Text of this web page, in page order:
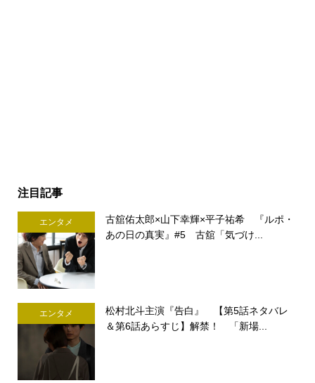
注目記事
エンタメ
古舘佑太郎×山下幸輝×平子祐希 『ルポ・
あの日の真実』#5 古舘「気づけ...
エンタメ
松村北斗主演『告白』 【第5話ネタバレ
＆第6話あらすじ】解禁！ 「新場...